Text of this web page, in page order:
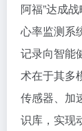
阿福”达成
心率监测系
记录向智能
术在于其多
传感器、加
识库，实现